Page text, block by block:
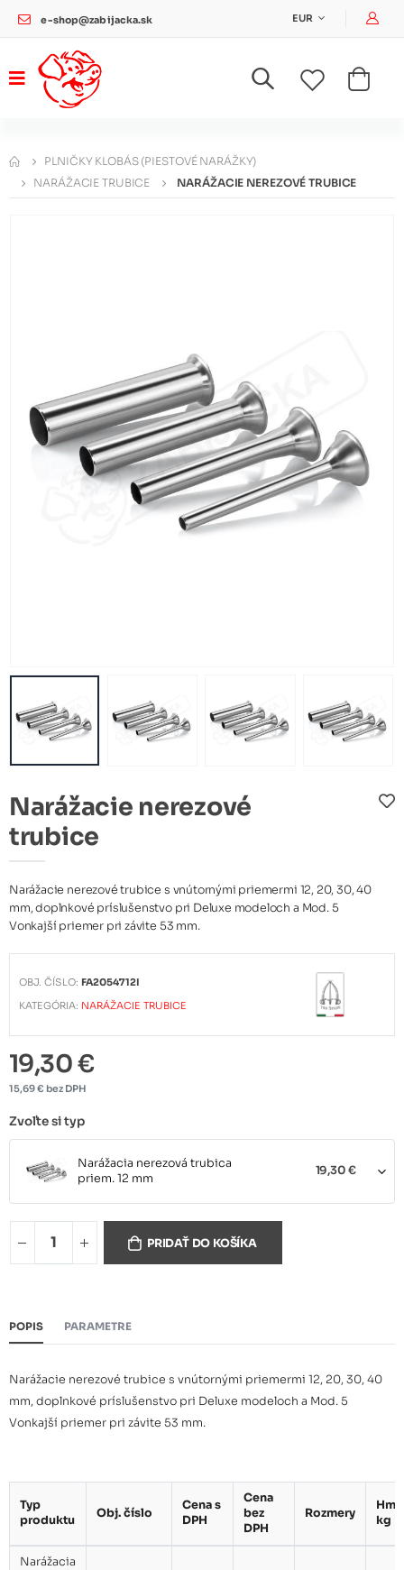
e-shop@zabijacka.sk EUR
PLNIČKY KLOBÁS (PIESTOVÉ NARÁŽKY)
NARÁŽACIE TRUBICE
NARÁŽACIE NEREZOVÉ TRUBICE
Narážacie nerezové
trubice
Narážacie nerezové trubice s vnútornými priemermi 12, 20, 30, 40
mm, doplnkové príslušenstvo pri Deluxe modeloch a Mod. 5
Vonkajší priemer pri závite 53 mm.
OBJ. ČÍSLO: FA2054712I
KATEGÓRIA: NARÁŽACIE TRUBICE
19,30 €
15,69 € bez DPH
Zvoľte si typ
Narážacia nerezová trubica
priem. 12 mm
19,30 €
priem. 20 mm
priem. 40 mm
PRIDAŤ DO KOŠÍKA
POPIS PARAMETRE
Narážacie nerezové trubice s vnútornými priemermi 12, 20, 30, 40
mm, doplnkové príslušenstvo pri Deluxe modeloch a Mod. 5
Vonkajší priemer pri závite 53 mm.
Typ
produktu
Obj. číslo
Cena s
DPH
Cena
bez
DPH
Rozmery
kg
Narážacia